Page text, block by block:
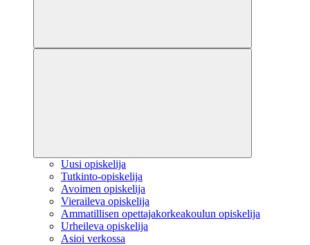
Uusi opiskelija
Tutkinto-opiskelija
Avoimen opiskelija
Vieraileva opiskelija
Ammatillisen opettajakorkeakoulun opiskelija
Urheileva opiskelija
Asioi verkossa